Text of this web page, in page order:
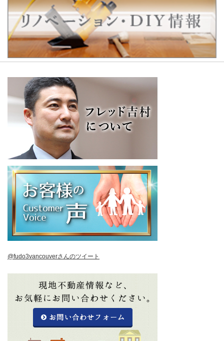
@fudo3vancouverさんのツイート